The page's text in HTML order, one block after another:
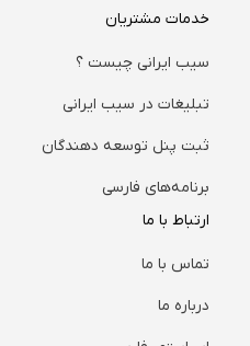
خدمات مشتریان
سیب ایرانی چیست ؟
تبلیغات در سیب ایرانی
ثبت پنل توسعه دهندگان
برنامه‌های فارسی
ارتباط با ما
تماس با ما
درباره ما